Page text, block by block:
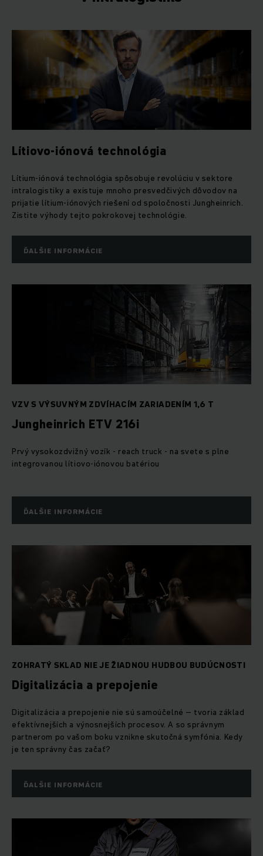
Lítiovo-iónová technológia
Lítium-iónová technológia spôsobuje revolúciu v sektore
intralogistiky a existuje mnoho presvedčivých dôvodov na
prijatie lítium-iónových riešení od spoločnosti Jungheinrich.
Zistite výhody tejto pokrokovej technológie.
ĎALŠIE INFORMÁCIE
VZV S VÝSUVNÝM ZDVÍHACÍM ZARIADENÍM 1,6 T
Jungheinrich ETV 216i
Prvý vysokozdvižný vozík - reach truck - na svete s plne
integrovanou lítiovo-iónovou batériou
ĎALŠIE INFORMÁCIE
ZOHRATÝ SKLAD NIE JE ŽIADNOU HUDBOU BUDÚCNOSTI
Digitalizácia a prepojenie
Digitalizácia a prepojenie nie sú samoúčelné – tvoria základ
efektívnejších a výnosnejších procesov. A so správnym
partnerom po vašom boku vznikne skutočná symfónia. Kedy
je ten správny čas začať?
ĎALŠIE INFORMÁCIE